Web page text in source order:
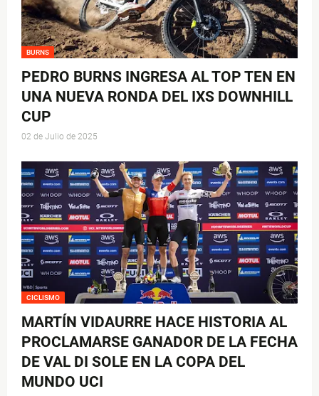
BURNS
PEDRO BURNS INGRESA AL TOP TEN EN
UNA NUEVA RONDA DEL IXS DOWNHILL
CUP
02 de Julio de 2025
CICLISMO
MARTÍN VIDAURRE HACE HISTORIA AL
PROCLAMARSE GANADOR DE LA FECHA
DE VAL DI SOLE EN LA COPA DEL
MUNDO UCI